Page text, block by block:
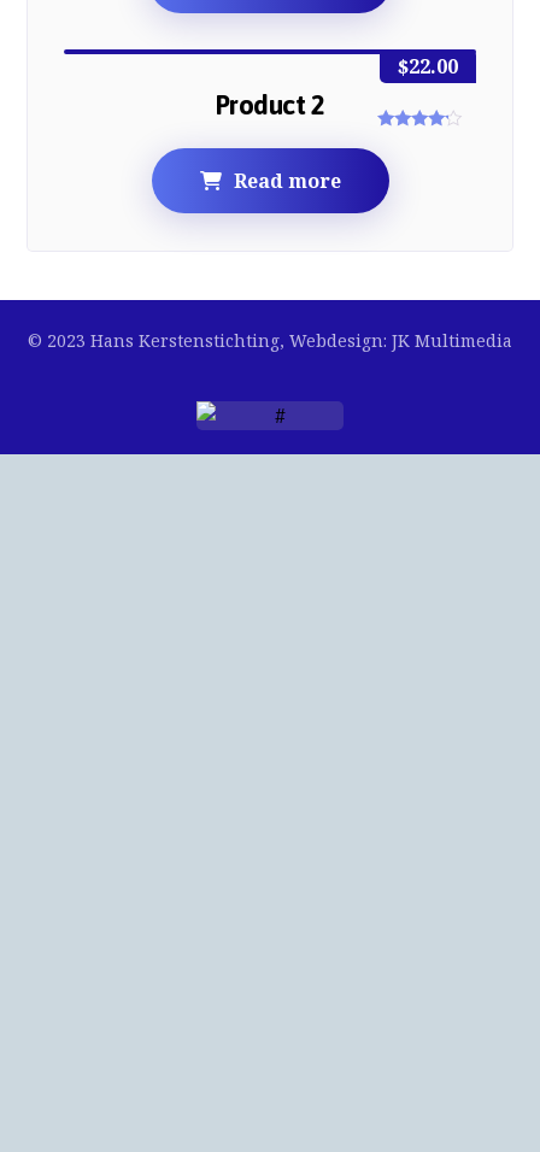
Product 2
4.00
out of 5
$22.00
Read more
© 2023 Hans Kerstenstichting, Webdesign: JK Multimedia